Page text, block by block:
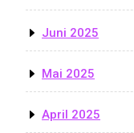
Juni 2025
Mai 2025
April 2025